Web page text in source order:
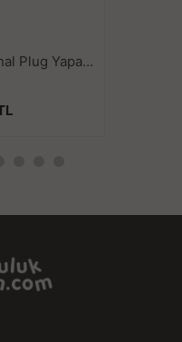
Pembe Kristal Cam Anal Plug Yapay Penis 16 CM